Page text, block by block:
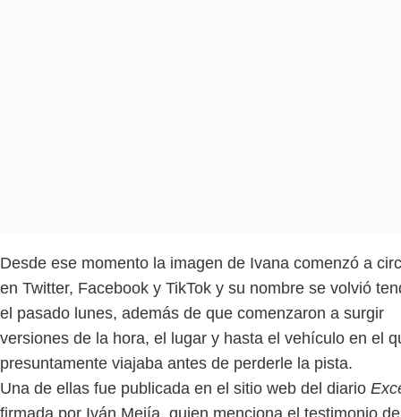
Desde ese momento la imagen de Ivana comenzó a
en Twitter, Facebook y TikTok y su nombre se volvió
el pasado lunes, además de que comenzaron a surgir
versiones de la hora, el lugar y hasta el vehículo en el
presuntamente viajaba antes de perderle la pista.
Una de ellas fue publicada en el sitio web del diario
firmada por Iván Mejía, quien menciona el testimonio de